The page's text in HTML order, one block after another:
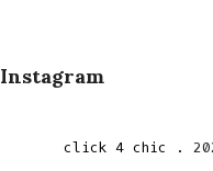
Instagram
click 4 chic .